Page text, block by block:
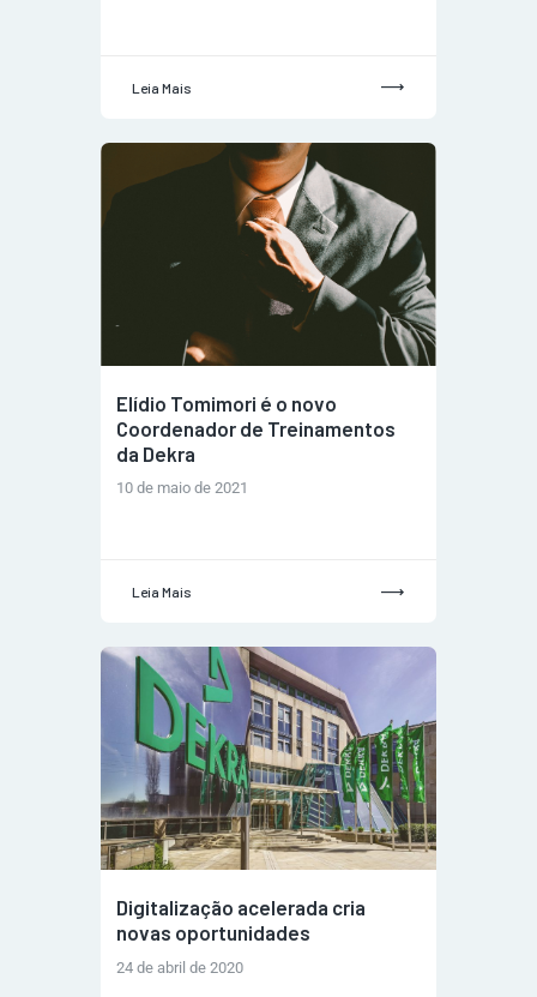
Leia Mais
Elídio Tomimori é o novo
Coordenador de Treinamentos
da Dekra
10 de maio de 2021
Leia Mais
Digitalização acelerada cria
novas oportunidades
24 de abril de 2020